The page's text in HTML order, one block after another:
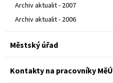
Archiv aktualit - 2007
Archiv aktualit - 2006
Městský úřad
Kontakty na pracovníky MěÚ